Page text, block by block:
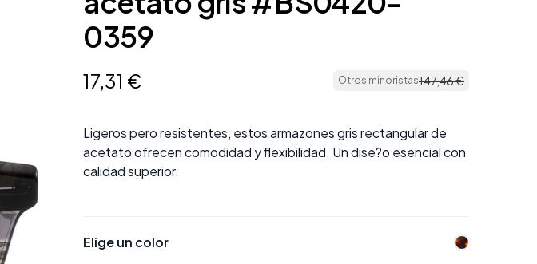
0359
17,31 € Otros minoristas147,46€
Ligeros pero resistentes, estos armazones gris rectangular de
acetato ofrecen comodidad y flexibilidad. Un dise?o esencial con
calidad superior.
Elige un color